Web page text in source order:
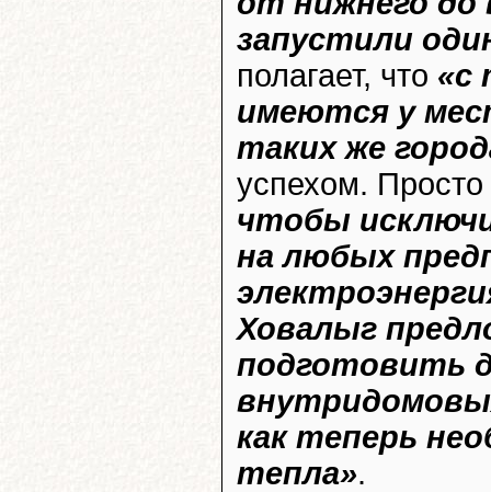
запустили
полагает, что «с
имеются у
таких же
успехом. Просто
чтобы
на любых
Ховалыг
подготовить
как теперь
тепла».